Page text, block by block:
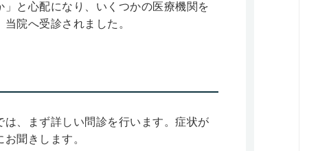
と心配になり、いくつかの医療機関を
院へ受診されました。
、まず詳しい問診を行います。症状が
聞きします。